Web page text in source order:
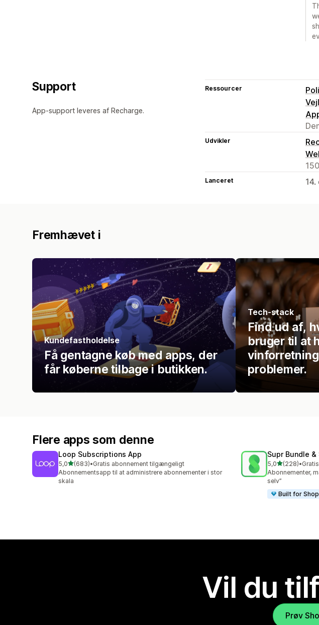
Support
App-support leveres af Recharge.
Ressourcer
Udvikler
Lanceret 14.
Fremhævet i
Kundefastholdelse
Få gentagne køb med apps, der
får køberne tilbage i butikken.
Tech-stack
Find ud af,
bruger til at
problemer.
Flere apps som denne
Loop Subscriptions App
5,0ud af 5 stjerner
(683)
683 anmeldelser i alt
•Gratis abonnement tilgængeligt
Abonnementsapp til at administrere abonnementer i stor
skala
Supr Bundle
5,0ud af 5 stjerner
(228)
228 anmeldelser i
•Gratis
Abonnementer,
selv”
Built for
Vil du
Prøv